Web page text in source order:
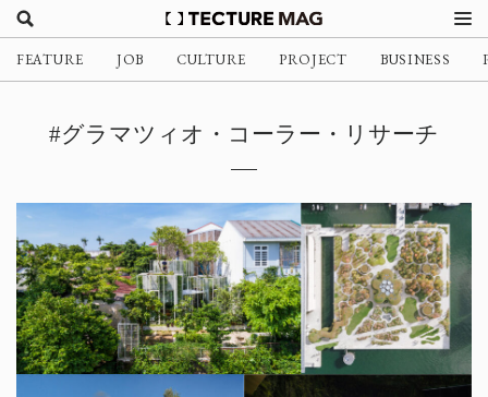
FEATURE JOB CULTURE PROJECT BUSINESS
#グラマツィオ・コーラー・リサーチ